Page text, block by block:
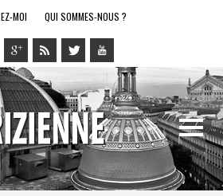
MOI QUI SOMMES-NOUS ?